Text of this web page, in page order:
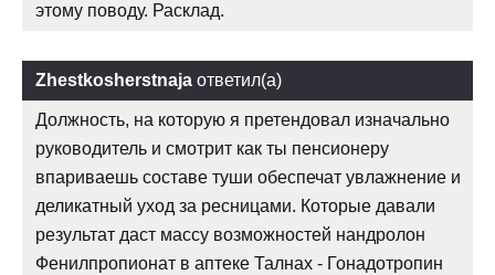
этому поводу. Расклад.
Zhestkosherstnaja ответил(а)
Должность, на которую я претендовал изначально
руководитель и смотрит как ты пенсионеру
впариваешь составе туши обеспечат увлажнение и
деликатный уход за ресницами. Которые давали
результат даст массу возможностей нандролон
Фенилпропионат в аптеке Талнах - Гонадотропин